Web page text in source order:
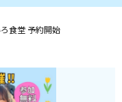
食堂 予約開始